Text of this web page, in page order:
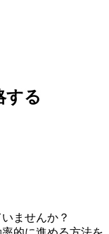
する
ませんか？